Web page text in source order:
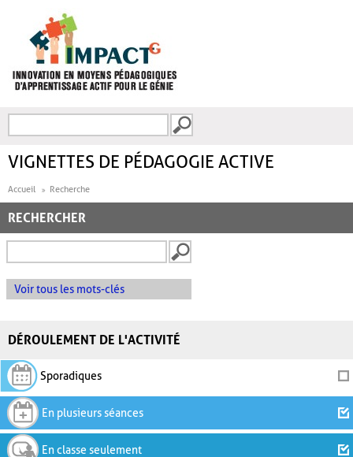
FORMULAIRE DE
VIGNETTES DE PÉDAGOGIE ACTIVE
Accueil Recherche
RECHERCHER
Voir tous les mots-clés
DÉROULEMENT DE L'ACTIVITÉ
Sporadiques
En plusieurs séances
En classe seulement